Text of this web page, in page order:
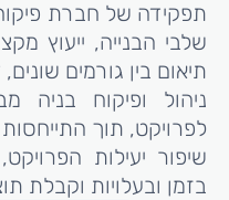
תפקידה של חברת
שלבי הבנייה, ייעוץ
תיאום בין גורמים
ניהול ופיקוח בניה
לפרויקט, תוך התייחסות
שיפור יעילות
בזמן ובעלויות וקבלת